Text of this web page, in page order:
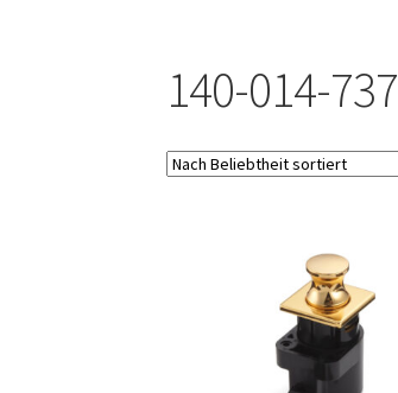
140-014-737